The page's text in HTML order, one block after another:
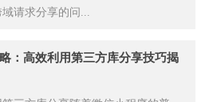
请求分享的问...
：高效利用第三方库分享技巧揭